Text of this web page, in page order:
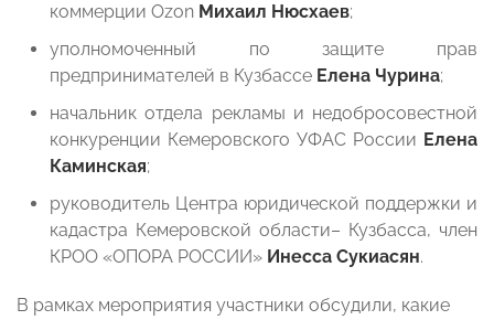
коммерции Ozon Михаил Нюсхаев;
уполномоченный по защите прав
предпринимателей в Кузбассе Елена Чурина;
начальник отдела рекламы и недобросовестной
конкуренции Кемеровского УФАС России Елена
Каминская;
руководитель Центра юридической поддержки и
кадастра Кемеровской области– Кузбасса, член
КРОО «ОПОРА РОССИИ» Инесса Сукиасян.
В рамках мероприятия участники обсудили, какие